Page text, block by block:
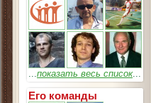
...показать весь список...
Его команды